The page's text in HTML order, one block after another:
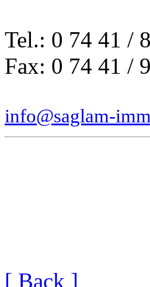
Tel.: 0 74 41 /
Fax: 0 74 41 /
info@saglam-
[ Back ]